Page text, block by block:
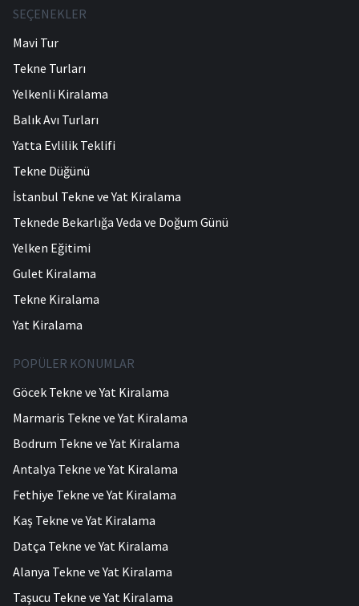
SEÇENEKLER
Mavi Tur
Tekne Turları
Yelkenli Kiralama
Balık Avı Turları
Yatta Evlilik Teklifi
Tekne Düğünü
İstanbul Tekne ve Yat Kiralama
Teknede Bekarlığa Veda ve Doğum Günü
Yelken Eğitimi
Gulet Kiralama
Tekne Kiralama
Yat Kiralama
POPÜLER KONUMLAR
Göcek Tekne ve Yat Kiralama
Marmaris Tekne ve Yat Kiralama
Bodrum Tekne ve Yat Kiralama
Antalya Tekne ve Yat Kiralama
Fethiye Tekne ve Yat Kiralama
Kaş Tekne ve Yat Kiralama
Datça Tekne ve Yat Kiralama
Alanya Tekne ve Yat Kiralama
Taşucu Tekne ve Yat Kiralama